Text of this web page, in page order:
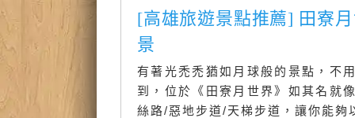
[高雄旅遊景點推薦] 田寮
景
有著光禿禿猶如月球般的景點，不
到，位於《田寮月世界》如其名就
絲路/惡地步道/天梯步道，讓你能夠